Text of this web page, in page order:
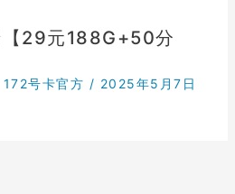
【29元188G+50分
172号卡官方 / 2025年5月7日